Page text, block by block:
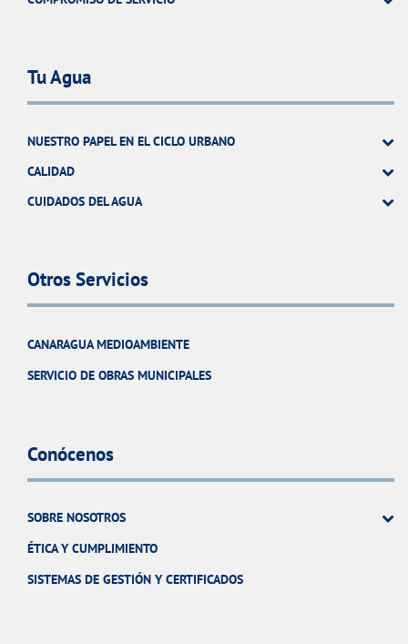
Tu Agua
NUESTRO PAPEL EN EL CICLO URBANO
CALIDAD
CUIDADOS DEL AGUA
Otros Servicios
CANARAGUA MEDIOAMBIENTE
SERVICIO DE OBRAS MUNICIPALES
Conócenos
SOBRE NOSOTROS
ÉTICA Y CUMPLIMIENTO
SISTEMAS DE GESTIÓN Y CERTIFICADOS